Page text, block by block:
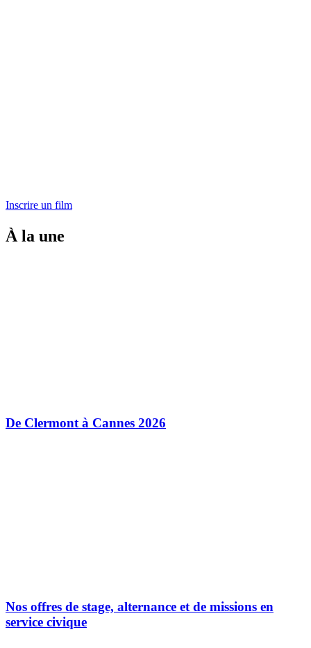
Inscrire un film
À la une
De Clermont à Cannes 2026
Nos offres de stage, alternance et de missions en
service civique